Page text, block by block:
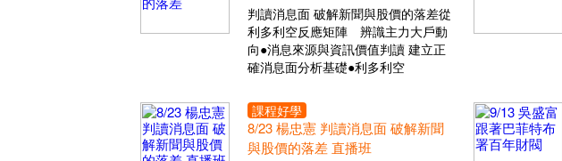
判讀消息面 破解新聞與股價的落差從
利多利空反應矩陣 辨識主力大戶動
向●消息來源與資訊價值判讀 建立正
確消息面分析基礎●利多利空
課程好學
8/23 楊忠憲 判讀消息面 破解新聞
與股價的落差 直播班